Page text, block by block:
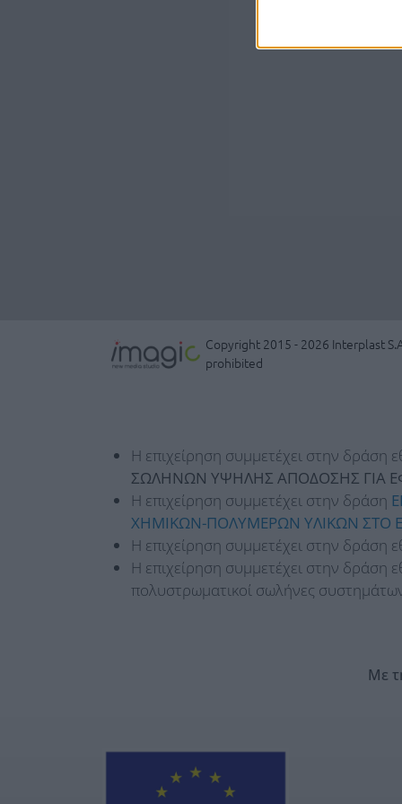
Copyright 2015 - 2026 Interplast
prohibited
Η επιχείρηση συμμετέχει στην δράση
ΣΩΛΗΝΩΝ ΥΨΗΛΗΣ ΑΠΟΔΟΣΗΣ ΓΙΑ
Η επιχείρηση συμμετέχει στην δράση
ΧΗΜΙΚΩΝ-ΠΟΛΥΜΕΡΩΝ ΥΛΙΚΩΝ ΣΤΟ
Η επιχείρηση συμμετέχει στην δράση
Η επιχείρηση συμμετέχει στην δράση
πολυστρωματικοί σωλήνες
Με